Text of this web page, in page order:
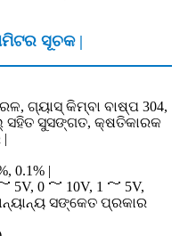
ସୂଚକ |
ଗ୍ୟାସ୍ କିମ୍ବା ବାଷ୍ପ 304,
ସହିତ ସୁସଙ୍ଗତ, କ୍ଷତିକାରକ
|
0.1% |
0 ～ 10V, 1 ～ 5V,
ସଙ୍କେତ ପ୍ରକାର